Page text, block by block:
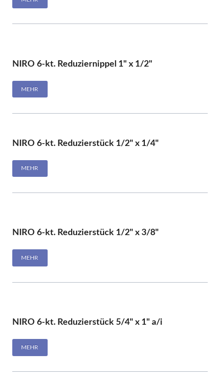
NIRO 6-kt. Reduziernippel 1" x 1/2"
MEHR
NIRO 6-kt. Reduzierstück 1/2" x 1/4"
MEHR
NIRO 6-kt. Reduzierstück 1/2" x 3/8"
MEHR
NIRO 6-kt. Reduzierstück 5/4" x 1" a/i
MEHR